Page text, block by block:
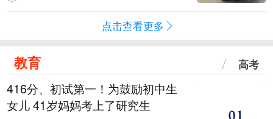
点击查看更多
教育 高考
416分、初试第一！为鼓励初中生
女儿 41岁妈妈考上了研究生